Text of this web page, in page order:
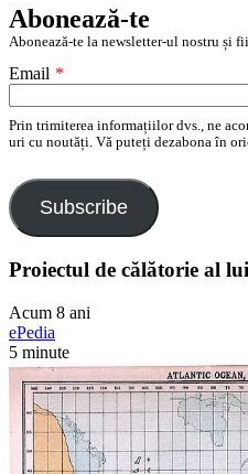
Abonează-te
Abonează-te la newsletter-ul nostru și
Email *
Prin trimiterea informațiilor dvs., ne
uri cu noutăți. Vă puteți dezabona în
Subscribe
Proiectul de călătorie al
Acum 8 ani
ePedia
5 minute